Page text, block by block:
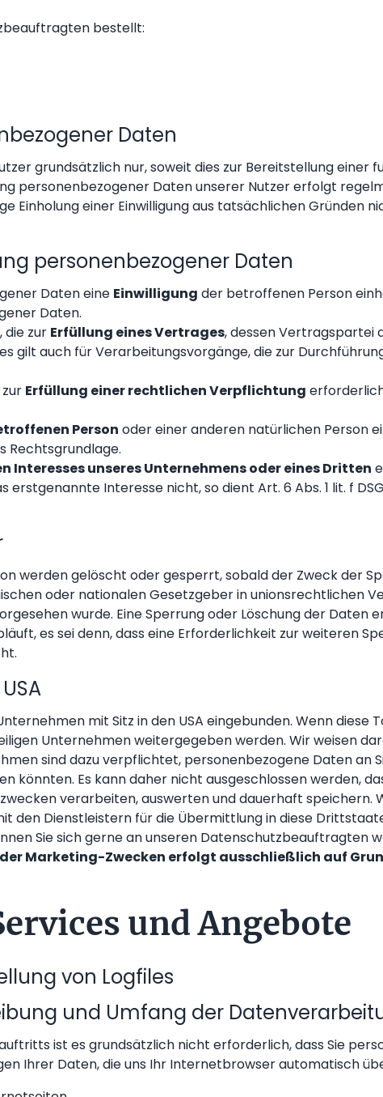
bestellt:
Daten
grundsätzlich nur, soweit dies zur Bereitstellung einer
personenbezogener Daten unserer Nutzer erfolgt
Einholung einer Einwilligung aus tatsächlichen Gründen
personenbezogener Daten
Daten eine Einwilligung der betroffenen Person
Daten.
die zur Erfüllung eines Vertrages, dessen Vertragspartei
gilt auch für Verarbeitungsvorgänge, die zur
Erfüllung einer rechtlichen Verpflichtung
Person oder einer anderen natürlichen Person
Rechtsgrundlage.
Interesses unseres Unternehmens oder eines Dritten
Interesse nicht, so dient Art. 6 Abs. 1 lit. f
werden gelöscht oder gesperrt, sobald der Zweck der
oder nationalen Gesetzgeber in unionsrechtlichen
wurde. Eine Sperrung oder Löschung der Daten
es sei denn, dass eine Erforderlichkeit zur weiteren
mit Sitz in den USA eingebunden. Wenn diese
Unternehmen weitergegeben werden. Wir weisen
sind dazu verpflichtet, personenbezogene Daten an
könnten. Es kann daher nicht ausgeschlossen werden,
verarbeiten, auswerten und dauerhaft speichern.
den Dienstleistern für die Übermittlung in diese
Sie sich gerne an unseren Datenschutzbeauftragten
Marketing-Zwecken erfolgt ausschließlich auf
und Angebote
von Logfiles
und Umfang der
ist es grundsätzlich nicht erforderlich, dass Sie
Ihrer Daten, die uns Ihr Internetbrowser automatisch